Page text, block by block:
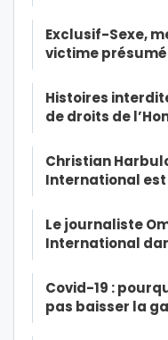
Exclusif-Sexe,
victime
Histoires
de droits de
Christian
International
Le journaliste
International
Covid-19 :
pas baisser la